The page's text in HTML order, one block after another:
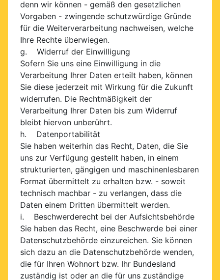
denn wir können - gemäß den gesetzlichen
Vorgaben - zwingende schutzwürdige Gründe
für die Weiterverarbeitung nachweisen, welche
Ihre Rechte überwiegen.
g. Widerruf der Einwilligung
Sofern Sie uns eine Einwilligung in die
Verarbeitung Ihrer Daten erteilt haben, können
Sie diese jederzeit mit Wirkung für die Zukunft
widerrufen. Die Rechtmäßigkeit der
Verarbeitung Ihrer Daten bis zum Widerruf
bleibt hiervon unberührt.
h. Datenportabilität
Sie haben weiterhin das Recht, Daten, die Sie
uns zur Verfügung gestellt haben, in einem
strukturierten, gängigen und maschinenlesbaren
Format übermittelt zu erhalten bzw. - soweit
technisch machbar - zu verlangen, dass die
Daten einem Dritten übermittelt werden.
i. Beschwerderecht bei der Aufsichtsbehörde
Sie haben das Recht, eine Beschwerde bei einer
Datenschutzbehörde einzureichen. Sie können
sich dazu an die Datenschutzbehörde wenden,
die für Ihren Wohnort bzw. Ihr Bundesland
zuständig ist oder an die für uns zuständige